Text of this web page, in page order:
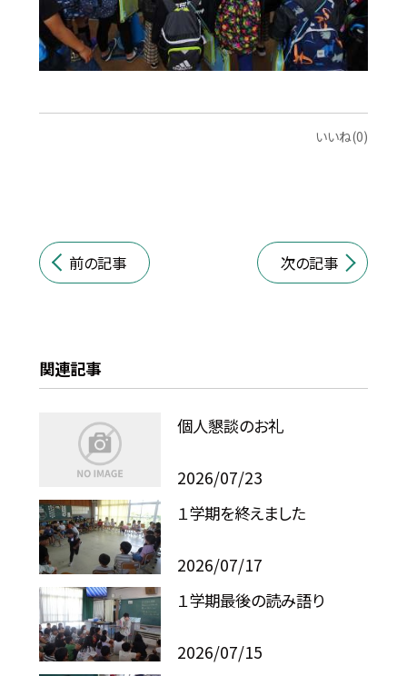
いいね(0)
前の記事 次の記事
関連記事
個人懇談のお礼
2026/07/23
１学期を終えました
2026/07/17
１学期最後の読み語り
2026/07/15